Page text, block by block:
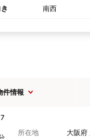
南西
件情報
所在地 大阪府